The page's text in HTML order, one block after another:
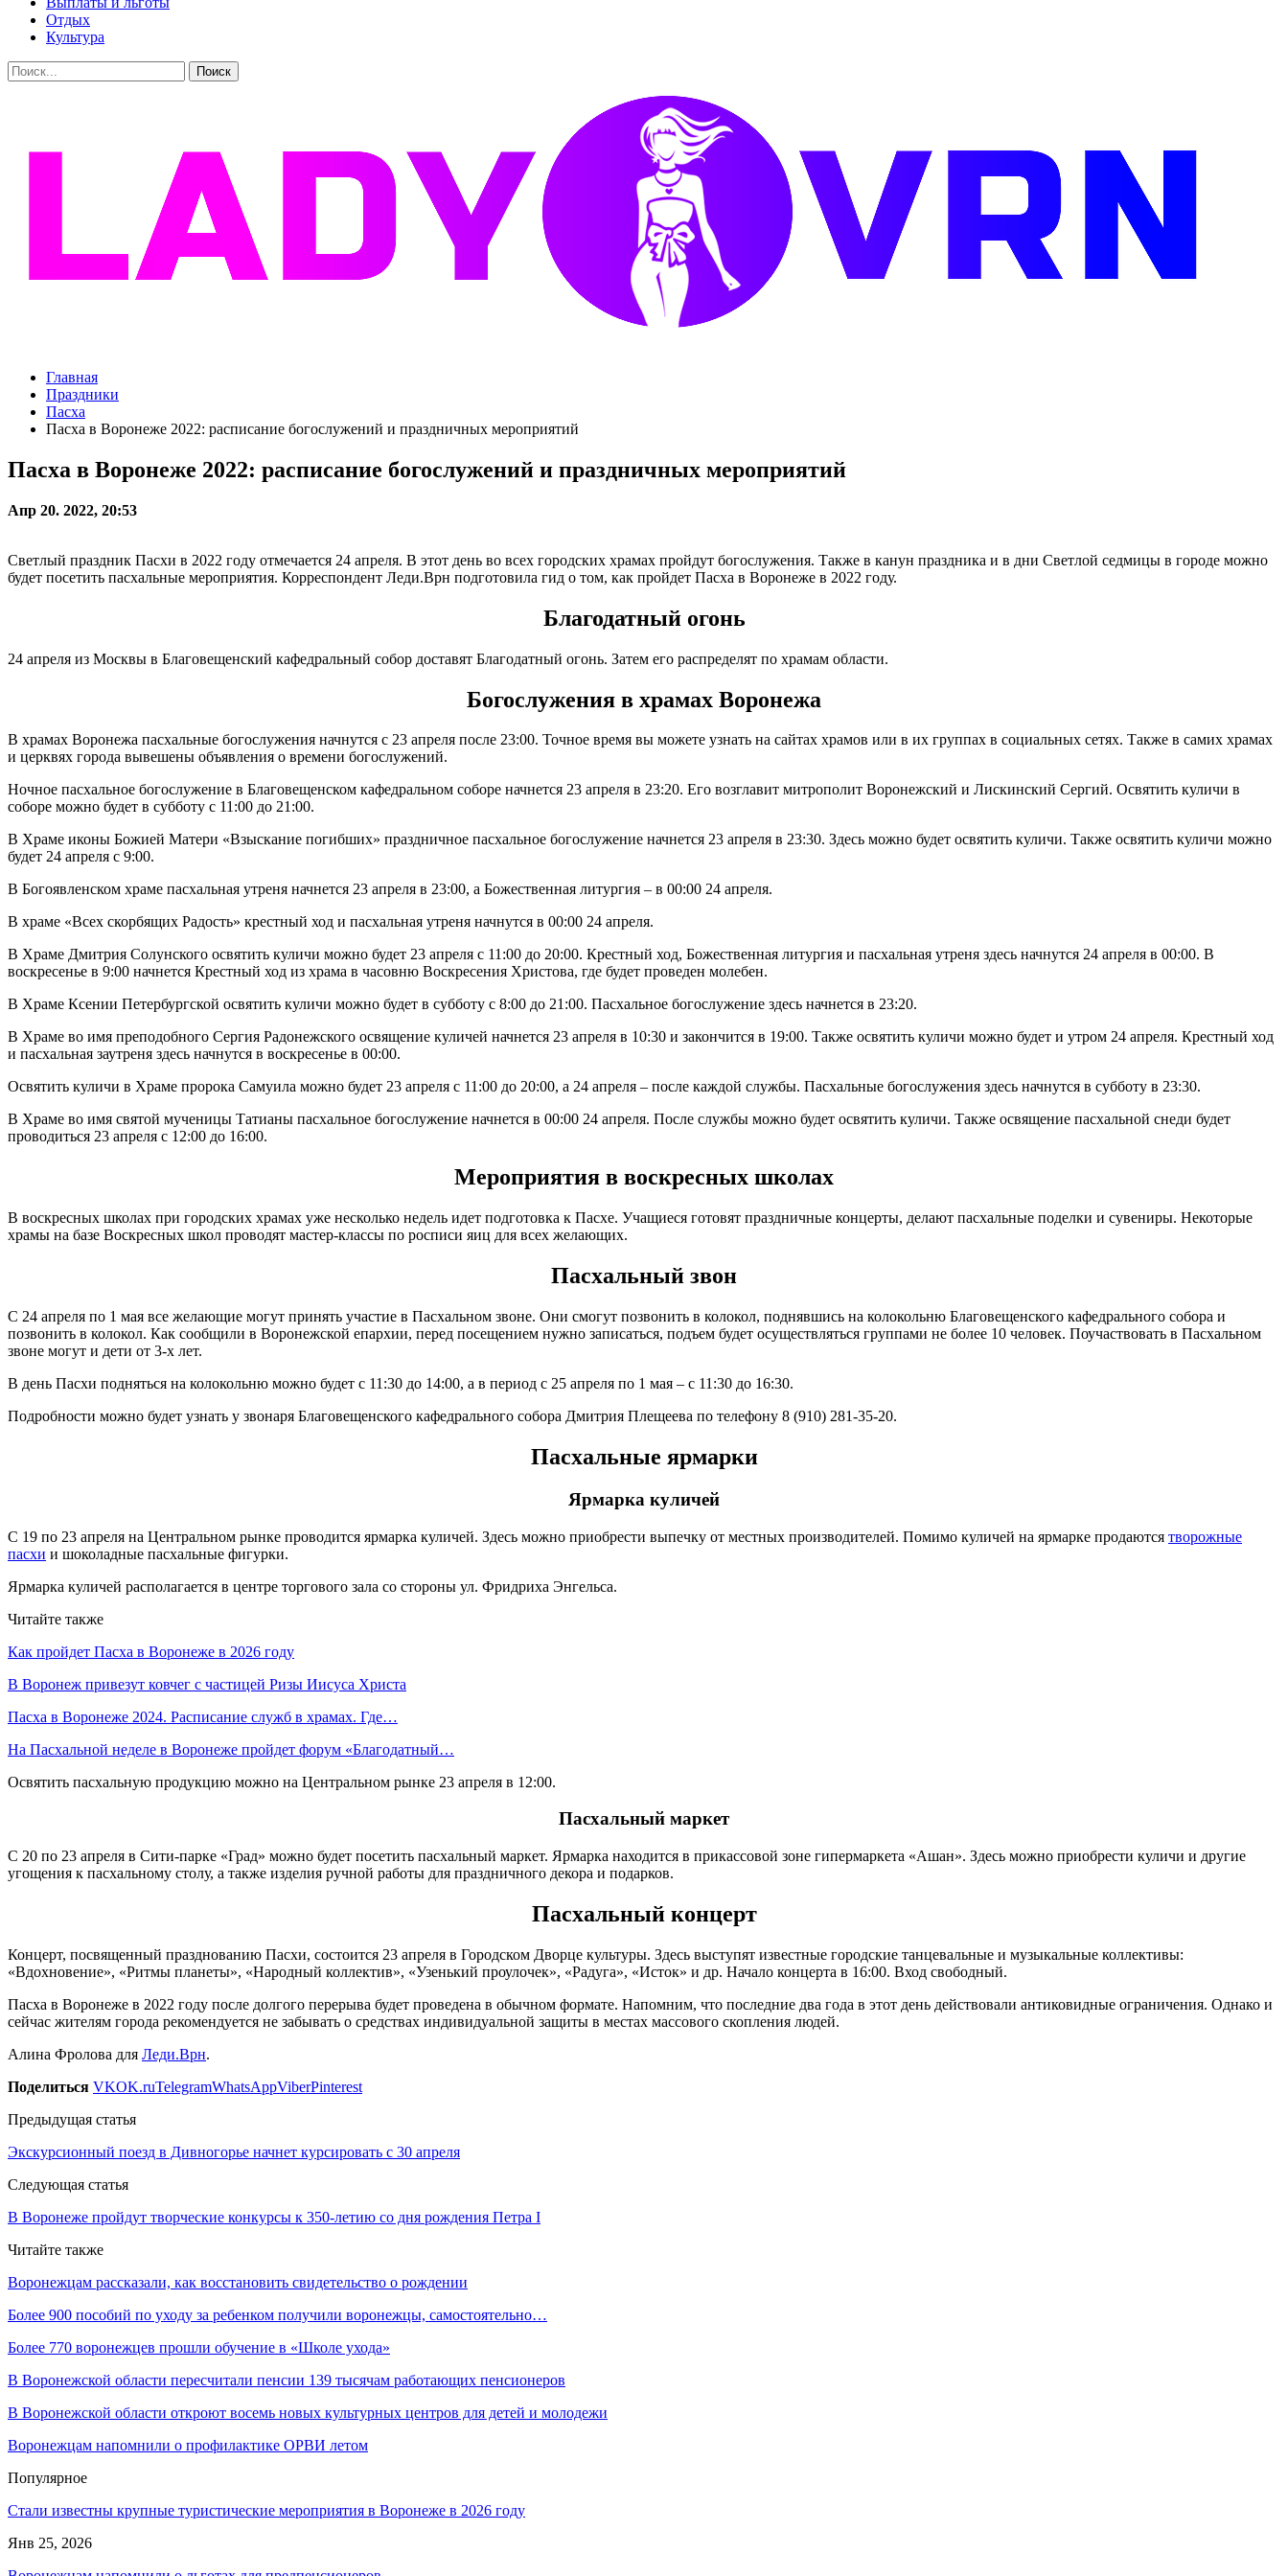
Отдых
Культура
Главная
Праздники
Пасха
Пасха в Воронеже 2022: расписание богослужений и праздничных мероприятий
Пасха в Воронеже 2022: расписание богослужений и праздничных мероприятий
Апр 20. 2022, 20:53
Светлый праздник Пасхи в 2022 году отмечается 24 апреля. В этот день во всех городских храмах пройдут богослужения. Также в канун праздника и в дни Светлой седмицы в городе можно
будет посетить пасхальные мероприятия. Корреспондент Леди.Врн подготовила гид о том, как пройдет Пасха в Воронеже в 2022 году.
Благодатный огонь
24 апреля из Москвы в Благовещенский кафедральный собор доставят Благодатный огонь. Затем его распределят по храмам области.
Богослужения в храмах Воронежа
В храмах Воронежа пасхальные богослужения начнутся с 23 апреля после 23:00. Точное время вы можете узнать на сайтах храмов или в их группах в социальных сетях. Также в самих храмах
и церквях города вывешены объявления о времени богослужений.
Ночное пасхальное богослужение в Благовещенском кафедральном соборе начнется 23 апреля в 23:20. Его возглавит митрополит Воронежский и Лискинский Сергий. Освятить куличи в
соборе можно будет в субботу с 11:00 до 21:00.
В Храме иконы Божией Матери «Взыскание погибших» праздничное пасхальное богослужение начнется 23 апреля в 23:30. Здесь можно будет освятить куличи. Также освятить куличи можно
будет 24 апреля с 9:00.
В Богоявленском храме пасхальная утреня начнется 23 апреля в 23:00, а Божественная литургия – в 00:00 24 апреля.
В храме «Всех скорбящих Радость» крестный ход и пасхальная утреня начнутся в 00:00 24 апреля.
В Храме Дмитрия Солунского освятить куличи можно будет 23 апреля с 11:00 до 20:00. Крестный ход, Божественная литургия и пасхальная утреня здесь начнутся 24 апреля в 00:00. В
воскресенье в 9:00 начнется Крестный ход из храма в часовню Воскресения Христова, где будет проведен молебен.
В Храме Ксении Петербургской освятить куличи можно будет в субботу с 8:00 до 21:00. Пасхальное богослужение здесь начнется в 23:20.
В Храме во имя преподобного Сергия Радонежского освящение куличей начнется 23 апреля в 10:30 и закончится в 19:00. Также освятить куличи можно будет и утром 24 апреля. Крестный ход
и пасхальная заутреня здесь начнутся в воскресенье в 00:00.
Освятить куличи в Храме пророка Самуила можно будет 23 апреля с 11:00 до 20:00, а 24 апреля – после каждой службы. Пасхальные богослужения здесь начнутся в субботу в 23:30.
В Храме во имя святой мученицы Татианы пасхальное богослужение начнется в 00:00 24 апреля. После службы можно будет освятить куличи. Также освящение пасхальной снеди будет
проводиться 23 апреля с 12:00 до 16:00.
Мероприятия в воскресных школах
В воскресных школах при городских храмах уже несколько недель идет подготовка к Пасхе. Учащиеся готовят праздничные концерты, делают пасхальные поделки и сувениры. Некоторые
храмы на базе Воскресных школ проводят мастер-классы по росписи яиц для всех желающих.
Пасхальный звон
С 24 апреля по 1 мая все желающие могут принять участие в Пасхальном звоне. Они смогут позвонить в колокол, поднявшись на колокольню Благовещенского кафедрального собора и
позвонить в колокол. Как сообщили в Воронежской епархии, перед посещением нужно записаться, подъем будет осуществляться группами не более 10 человек. Поучаствовать в Пасхальном
звоне могут и дети от 3-х лет.
В день Пасхи подняться на колокольню можно будет с 11:30 до 14:00, а в период с 25 апреля по 1 мая – с 11:30 до 16:30.
Подробности можно будет узнать у звонаря Благовещенского кафедрального собора Дмитрия Плещеева по телефону 8 (910) 281-35-20.
Пасхальные ярмарки
Ярмарка куличей
С 19 по 23 апреля на Центральном рынке проводится ярмарка куличей. Здесь можно приобрести выпечку от местных производителей. Помимо куличей на ярмарке продаются творожные
пасхи и шоколадные пасхальные фигурки.
Ярмарка куличей располагается в центре торгового зала со стороны ул. Фридриха Энгельса.
Читайте также
Как пройдет Пасха в Воронеже в 2026 году
В Воронеж привезут ковчег с частицей Ризы Иисуса Христа
Пасха в Воронеже 2024. Расписание служб в храмах. Где…
На Пасхальной неделе в Воронеже пройдет форум «Благодатный…
Освятить пасхальную продукцию можно на Центральном рынке 23 апреля в 12:00.
Пасхальный маркет
С 20 по 23 апреля в Сити-парке «Град» можно будет посетить пасхальный маркет. Ярмарка находится в прикассовой зоне гипермаркета «Ашан». Здесь можно приобрести куличи и другие
угощения к пасхальному столу, а также изделия ручной работы для праздничного декора и подарков.
Пасхальный концерт
Концерт, посвященный празднованию Пасхи, состоится 23 апреля в Городском Дворце культуры. Здесь выступят известные городские танцевальные и музыкальные коллективы:
«Вдохновение», «Ритмы планеты», «Народный коллектив», «Узенький проулочек», «Радуга», «Исток» и др. Начало концерта в 16:00. Вход свободный.
Пасха в Воронеже в 2022 году после долгого перерыва будет проведена в обычном формате. Напомним, что последние два года в этот день действовали антиковидные ограничения. Однако и
сейчас жителям города рекомендуется не забывать о средствах индивидуальной защиты в местах массового скопления людей.
Алина Фролова для Леди.Врн.
Поделиться VKOK.ruTelegramWhatsAppViberPinterest
Предыдущая статья
Экскурсионный поезд в Дивногорье начнет курсировать с 30 апреля
Следующая статья
В Воронеже пройдут творческие конкурсы к 350-летию со дня рождения Петра I
Читайте также
Воронежцам рассказали, как восстановить свидетельство о рождении
Более 900 пособий по уходу за ребенком получили воронежцы, самостоятельно…
Более 770 воронежцев прошли обучение в «Школе ухода»
В Воронежской области пересчитали пенсии 139 тысячам работающих пенсионеров
В Воронежской области откроют восемь новых культурных центров для детей и молодежи
Воронежцам напомнили о профилактике ОРВИ летом
Популярное
Стали известны крупные туристические мероприятия в Воронеже в 2026 году
Янв 25, 2026